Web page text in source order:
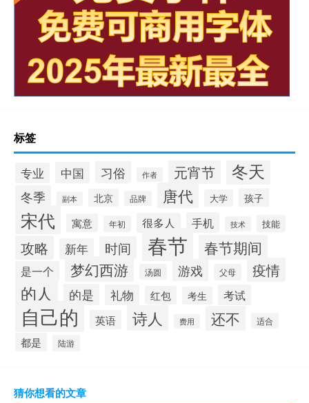
标签
专业 中国 习俗 作者 元宵节 冬天
冬季 副本 北京 品牌 唐代 大学 孩子
宋代 寓意 年初 很多人 手机 技术 技能
攻略 新年 时间 春节 春节期间
是一个 梦幻西游 汤圆 游戏 父母 疫情
的人 的是 礼物 红包 考生 考试
自己的 英语 诗人 费用 还不 适合
都是 陆游
猜你想看的文章